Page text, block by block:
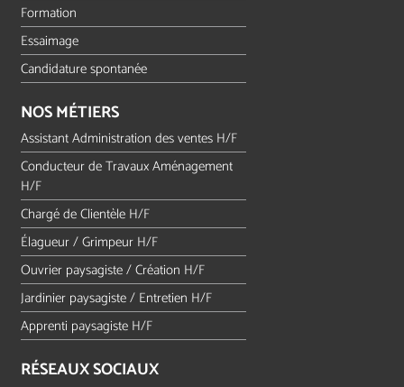
Formation
Essaimage
Candidature spontanée
NOS MÉTIERS
Assistant Administration des ventes H/F
Conducteur de Travaux Aménagement
H/F
Chargé de Clientèle H/F
Élagueur / Grimpeur H/F
Ouvrier paysagiste / Création H/F
Jardinier paysagiste / Entretien H/F
Apprenti paysagiste H/F
RÉSEAUX SOCIAUX